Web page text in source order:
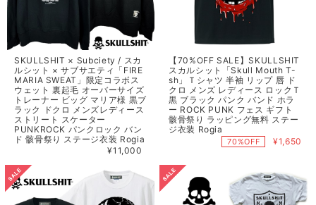
SKULLSHIT × Subciety / スカ
ルシット × サブサエティ「FIRE
MARIA SWEAT」限定コラボス
ウェット 裏起毛 オーバーサイズ
トレーナー ビッグ マリア様 黒ブ
ラック ドクロ メンズレディース
ストリート スケーター
PUNKROCK パンクロック バン
ド 骸骨祭り ステージ衣装 Rogia
¥11,000
【70%OFF SALE】SKULLSHIT
スカルシット「Skull Mouth T-
sh」Ｔシャツ 半袖 リップ 唇 ド
クロ メンズ レディース ロックＴ
黒 ブラック パンク バンド ホラ
ー ROCK PUNK フェス ギフト
骸骨祭り ラッピング無料 ステー
ジ衣装 Rogia
70%OFF ¥1,650